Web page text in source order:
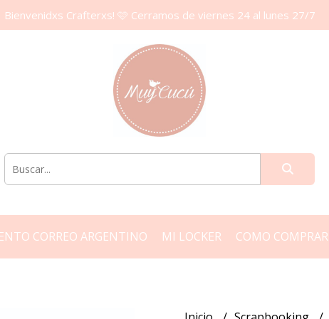
Bienvenidxs Crafterxs! 🩷 Cerramos de viernes 24 al lunes 27/7
CORREO ARGENTINO MI LOCKER COMO COMPRAR